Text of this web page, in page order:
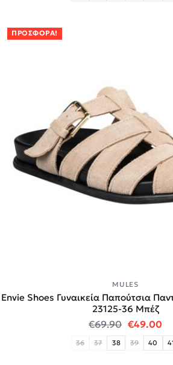
ΠΡΟΣΦΟΡΆ!
MULES
Envie Shoes Γυναικεία Παπούτσια
23125-36 Μπέζ
€69.90 Original
€49.00Η
36 37 38 39 40